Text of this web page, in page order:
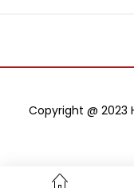
Copyright @ 2023